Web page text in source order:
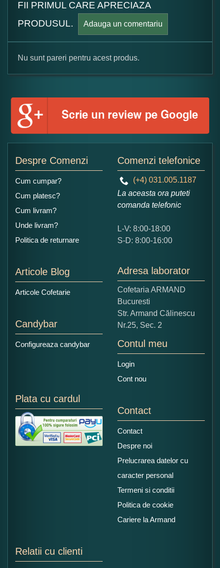
FII PRIMUL CARE APRECIAZA
PRODUSUL.
Adauga un comentariu
Formular pareri client
Numele dumneavoastra:
Ce nota acordati acestui produs?
5
Copiati alaturi numarul din imagine:
Nu sunt pareri pentru acest produs.
Despre Comenzi
Cum cumpar?
Cum platesc?
Cum livram?
Unde livram?
Politica de returnare
Articole Blog
Articole Cofetarie
Candybar
Configureaza candybar
Comenzi telefonice
(+4) 031.005.1187
La aceasta ora puteti
comanda telefonic
L-V: 8:00-18:00
S-D: 8:00-16:00
Adresa laborator
Cofetaria ARMAND
Bucuresti
Str. Armand Călinescu
Nr.25, Sec. 2
Contul meu
Login
Cont nou
Plata cu cardul
Contact
Contact
Despre noi
Prelucrarea datelor cu
caracter personal
Termeni si conditii
Politica de cookie
Cariere la Armand
Relatii cu clienti